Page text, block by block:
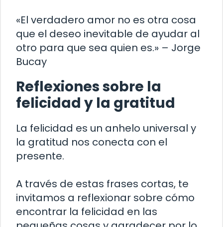
«El verdadero amor no es otra cosa
que el deseo inevitable de ayudar al
otro para que sea quien es.» – Jorge
Bucay
Reflexiones sobre la
felicidad y la gratitud
La felicidad es un anhelo universal y
la gratitud nos conecta con el
presente.
A través de estas frases cortas, te
invitamos a reflexionar sobre cómo
encontrar la felicidad en las